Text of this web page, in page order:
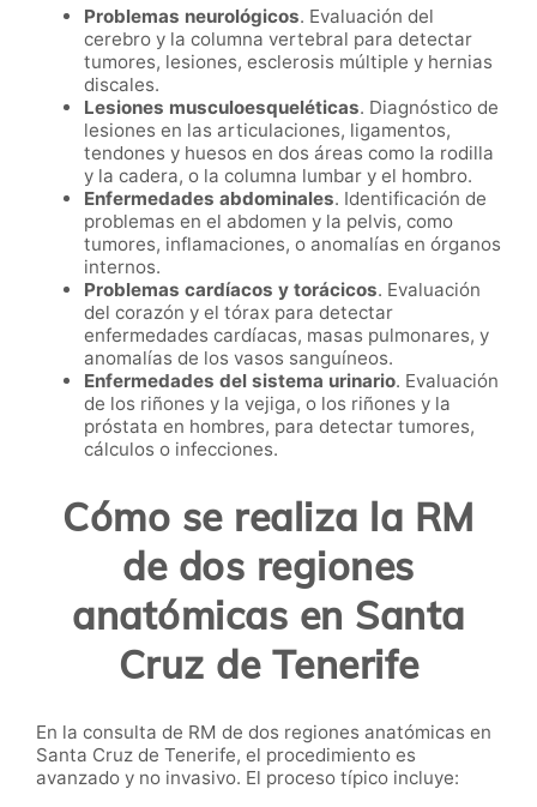
Problemas neurológicos. Evaluación del
cerebro y la columna vertebral para detectar
tumores, lesiones, esclerosis múltiple y hernias
discales.
Lesiones musculoesqueléticas. Diagnóstico de
lesiones en las articulaciones, ligamentos,
tendones y huesos en dos áreas como la rodilla
y la cadera, o la columna lumbar y el hombro.
Enfermedades abdominales. Identificación de
problemas en el abdomen y la pelvis, como
tumores, inflamaciones, o anomalías en órganos
internos.
Problemas cardíacos y torácicos. Evaluación
del corazón y el tórax para detectar
enfermedades cardíacas, masas pulmonares, y
anomalías de los vasos sanguíneos.
Enfermedades del sistema urinario. Evaluación
de los riñones y la vejiga, o los riñones y la
próstata en hombres, para detectar tumores,
cálculos o infecciones.
Cómo se realiza la RM
de dos regiones
anatómicas en Santa
Cruz de Tenerife
En la consulta de RM de dos regiones anatómicas en
Santa Cruz de Tenerife, el procedimiento es
avanzado y no invasivo. El proceso típico incluye: